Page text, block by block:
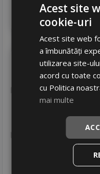
215/
Consum
569
664
Acest site
cookie-uri
Acest site web
a îmbunătăți
utilizarea site-
acord cu toate
cu Politica
mai multe